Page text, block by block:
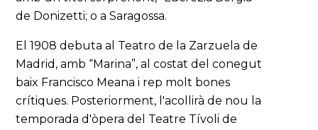
de Donizetti; o a Saragossa.
El 1908 debuta al Teatro de la Zarzuela de
Madrid, amb “Marina”, al costat del conegut
baix Francisco Meana i rep molt bones
crítiques. Posteriorment, l'acollirà de nou la
temporada d'òpera del Teatre Tívoli de